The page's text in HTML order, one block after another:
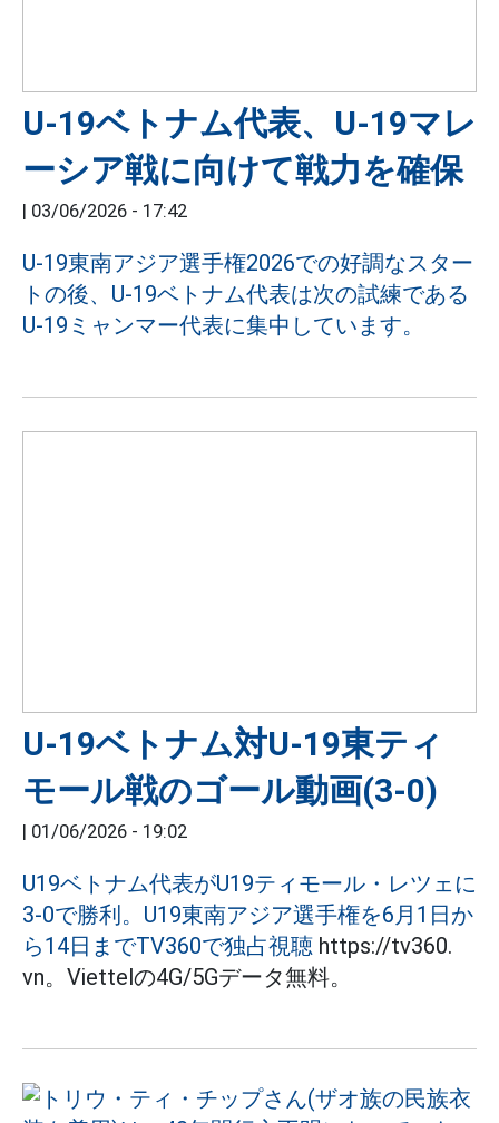
U-19ベトナム代表、U-19マレ
ーシア戦に向けて戦力を確保
| 03/06/2026 - 17:42
U-19東南アジア選手権2026での好調なスター
トの後、U-19ベトナム代表は次の試練である
U-19ミャンマー代表に集中しています。
U-19ベトナム対U-19東ティ
モール戦のゴール動画(3-0)
| 01/06/2026 - 19:02
U19ベトナム代表がU19ティモール・レツェに
3-0で勝利。U19東南アジア選手権を6月1日か
ら14日までTV360で独占視聴 https://tv360.
vn。Viettelの4G/5Gデータ無料。